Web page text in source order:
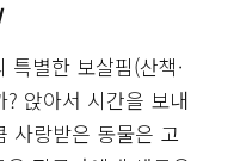
별한 보살핌(산책·
앉아서 시간을 보내
사랑받은 동물은 고